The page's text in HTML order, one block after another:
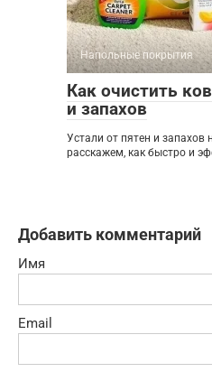
Напольные покрытия
Как очистить
и запахов
Устали от пятен и запахов
расскажем, как быстро и
Добавить комментарий
Имя
Email